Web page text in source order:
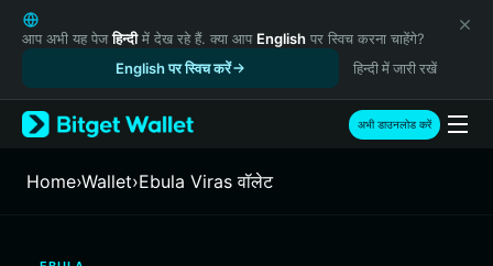
English
日本語
Русский
Español (Latinoamérica)
Türkçe
Italiano
आप अभी यह पेजहिन्दीमें देख रहे हैं. क्या आप English पर स्विच करना चाहेंगे?
English पर स्विच करें
हिन्दी में जारी रखें
अभी डाउनलोड करें
Home›Wallet›Ebula Viras वॉलेट